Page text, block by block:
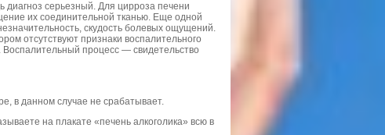
диагноз серьезный. Для цирроза печени
их соединительной тканью. Еще одной
скудость болевых ощущений.
отсутствуют признаки воспалительного
процесс — свидетельство
в данном случае не срабатывает.
на плакате «печень алкоголика» всю в